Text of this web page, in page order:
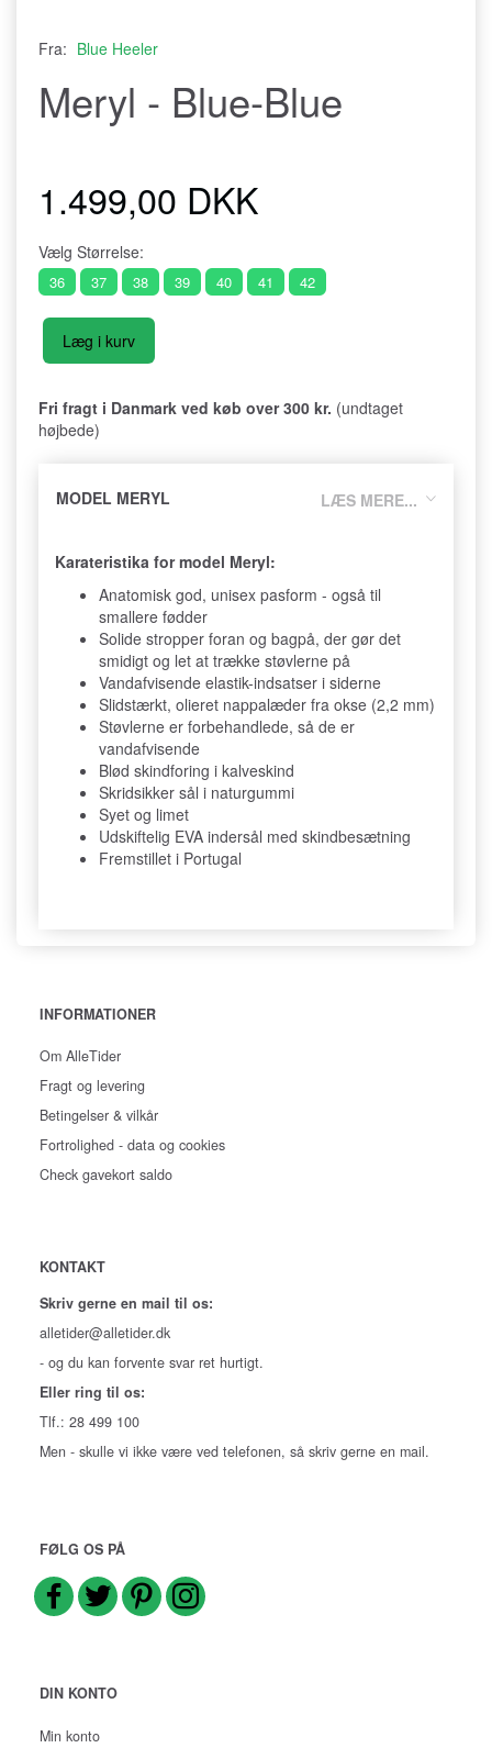
Fra: Blue Heeler
Meryl - Blue-Blue
1.499,00 DKK
Vælg Størrelse:
36 37 38 39 40 41 42
Læg i kurv
Fri fragt i Danmark ved køb over 300 kr. (undtaget
højbede)
LÆS MERE...
MODEL MERYL
Karateristika for model Meryl:
Anatomisk god, unisex pasform - også til
smallere fødder
Solide stropper foran og bagpå, der gør det
smidigt og let at trække støvlerne på
Vandafvisende elastik-indsatser i siderne
Slidstærkt, olieret nappalæder fra okse (2,2 mm)
Støvlerne er forbehandlede, så de er
vandafvisende
Blød skindforing i kalveskind
Skridsikker sål i naturgummi
Syet og limet
Udskiftelig EVA indersål med skindbesætning
Fremstillet i Portugal
INFORMATIONER
Om AlleTider
Fragt og levering
Betingelser & vilkår
Fortrolighed - data og cookies
Check gavekort saldo
KONTAKT
Skriv gerne en mail til os:
alletider@alletider.dk
- og du kan forvente svar ret hurtigt.
Eller ring til os:
Tlf.: 28 499 100
Men - skulle vi ikke være ved telefonen, så skriv gerne en mail.
FØLG OS PÅ
DIN KONTO
Min konto